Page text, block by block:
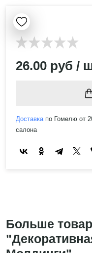
26.00 руб /
Доставкапо Гомелю от
салона
Больше